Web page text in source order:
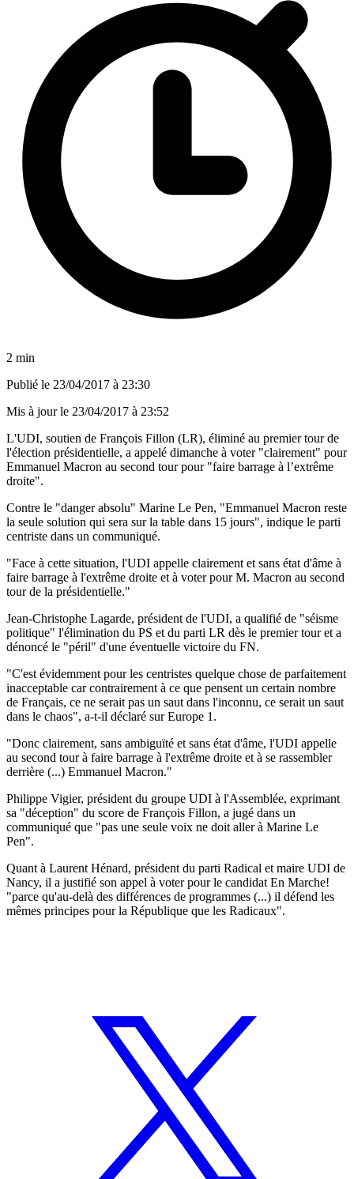
2 min
Publié le 23/04/2017 à 23:30
Mis à jour le 23/04/2017 à 23:52
L'UDI, soutien de François Fillon (LR), éliminé au premier tour de
l'élection présidentielle, a appelé dimanche à voter "clairement" pour
Emmanuel Macron au second tour pour "faire barrage à l’extrême
droite".
Contre le "danger absolu" Marine Le Pen, "Emmanuel Macron reste
la seule solution qui sera sur la table dans 15 jours", indique le parti
centriste dans un communiqué.
"Face à cette situation, l'UDI appelle clairement et sans état d'âme à
faire barrage à l'extrême droite et à voter pour M. Macron au second
tour de la présidentielle."
Jean-Christophe Lagarde, président de l'UDI, a qualifié de "séisme
politique" l'élimination du PS et du parti LR dès le premier tour et a
dénoncé le "péril" d'une éventuelle victoire du FN.
"C'est évidemment pour les centristes quelque chose de parfaitement
inacceptable car contrairement à ce que pensent un certain nombre
de Français, ce ne serait pas un saut dans l'inconnu, ce serait un saut
dans le chaos", a-t-il déclaré sur Europe 1.
"Donc clairement, sans ambiguïté et sans état d'âme, l'UDI appelle
au second tour à faire barrage à l'extrême droite et à se rassembler
derrière (...) Emmanuel Macron."
Philippe Vigier, président du groupe UDI à l'Assemblée, exprimant
sa "déception" du score de François Fillon, a jugé dans un
communiqué que "pas une seule voix ne doit aller à Marine Le
Pen".
Quant à Laurent Hénard, président du parti Radical et maire UDI de
Nancy, il a justifié son appel à voter pour le candidat En Marche!
"parce qu'au-delà des différences de programmes (...) il défend les
mêmes principes pour la République que les Radicaux".